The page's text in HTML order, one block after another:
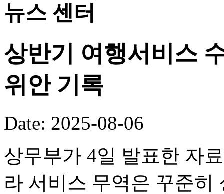
뉴스 센터
상반기 여행서비스
위안 기록
Date: 2025-08-06
상무부가 4일 발표한 자
라 서비스 무역은 꾸준히